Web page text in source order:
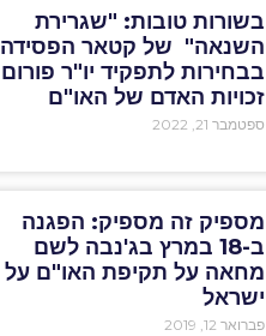
בשורות טובות: "שגרירת
השנאה" של קטאר הפסידה
בבחירות לתפקיד יו"ר פורום
זכויות האדם של האו"ם
ספטמבר 21, 2022
מספיק זה מספיק: הפגנה
ב-18 במרץ בג'נבה לשם
מחאה על תקיפת האו"ם על
ישראל
פברואר 12, 2019